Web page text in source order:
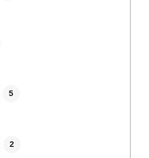
5
2